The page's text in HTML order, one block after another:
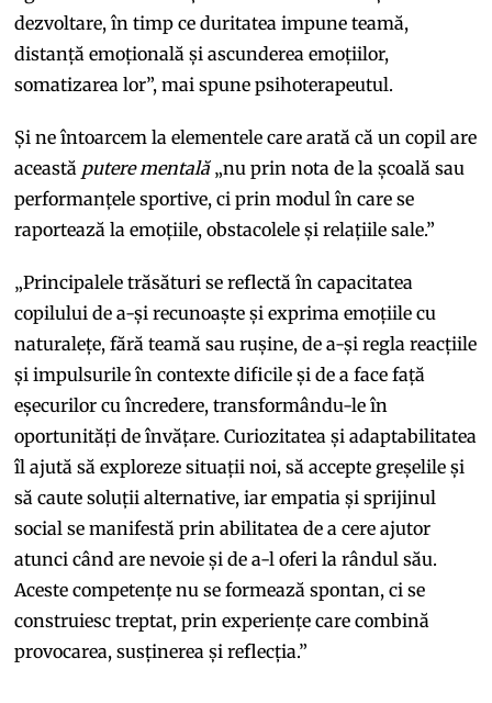
dezvoltare, în timp ce duritatea impune teamă,
distanță emoțională și ascunderea emoțiilor,
somatizarea lor”, mai spune psihoterapeutul.
Și ne întoarcem la elementele care arată că un copil are
această putere mentală„nu prin nota de la școală sau
performanțele sportive, ci prin modul în care se
raportează la emoțiile, obstacolele și relațiile sale.”
„Principalele trăsături se reflectă în capacitatea
copilului de a-și recunoaște și exprima emoțiile cu
naturalețe, fără teamă sau rușine, de a-și regla reacțiile
și impulsurile în contexte dificile și de a face față
eșecurilor cu încredere, transformându-le în
oportunități de învățare. Curiozitatea și adaptabilitatea
îl ajută să exploreze situații noi, să accepte greșelile și
să caute soluții alternative, iar empatia și sprijinul
social se manifestă prin abilitatea de a cere ajutor
atunci când are nevoie și de a-l oferi la rândul său.
Aceste competențe nu se formează spontan, ci se
construiesc treptat, prin experiențe care combină
provocarea, susținerea și reflecția.”